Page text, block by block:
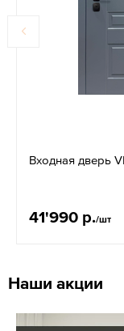
Входная дверь
41'990 р./шт
Наши акции